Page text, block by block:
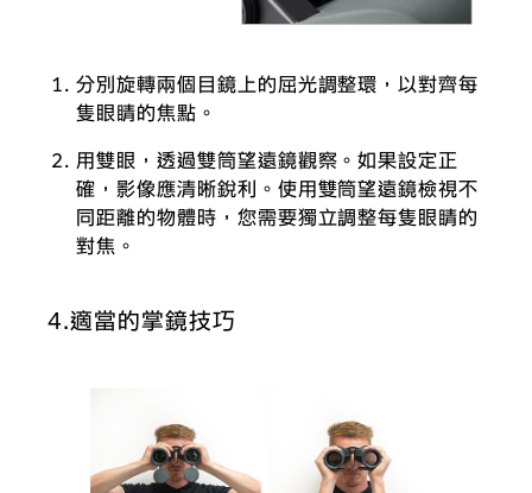
分別旋轉兩個目鏡上的屈光調整環，以對齊每
隻眼睛的焦點。
用雙眼，透過雙筒望遠鏡觀察。如果設定正
確，影像應清晰銳利。使用雙筒望遠鏡檢視不
同距離的物體時，您需要獨立調整每隻眼睛的
對焦。
4.適當的掌鏡技巧